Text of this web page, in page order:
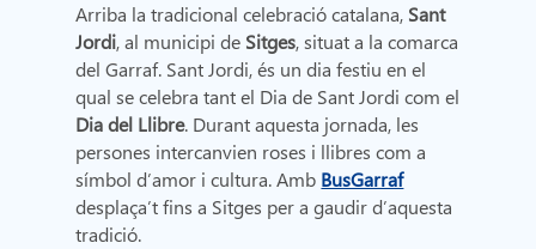
Arriba la tradicional celebració catalana, Sant
Jordi, al municipi de Sitges, situat a la comarca
del Garraf. Sant Jordi, és un dia festiu en el
qual se celebra tant el Dia de Sant Jordi com el
Dia del Llibre. Durant aquesta jornada, les
persones intercanvien roses i llibres com a
símbol d’amor i cultura. Amb BusGarraf
desplaça’t fins a Sitges per a gaudir d’aquesta
tradició.